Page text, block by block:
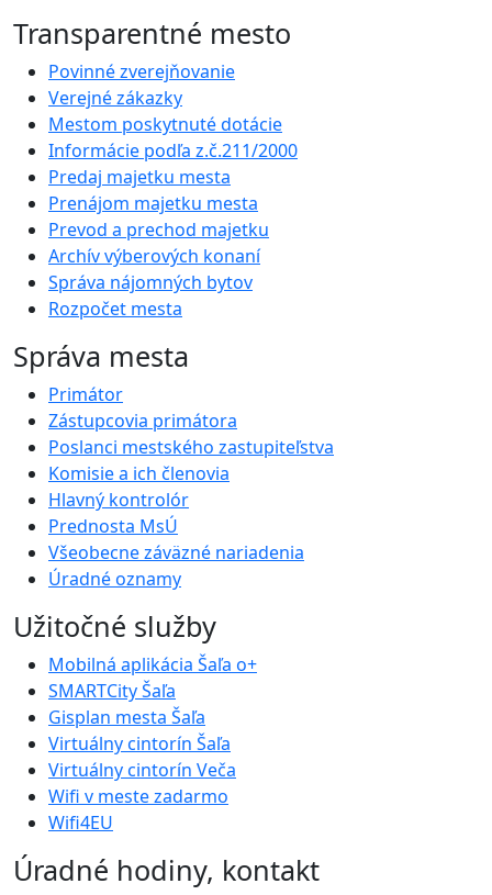
Transparentné mesto
Povinné zverejňovanie
Verejné zákazky
Mestom poskytnuté dotácie
Informácie podľa z.č.211/2000
Predaj majetku mesta
Prenájom majetku mesta
Prevod a prechod majetku
Archív výberových konaní
Správa nájomných bytov
Rozpočet mesta
Správa mesta
Primátor
Zástupcovia primátora
Poslanci mestského zastupiteľstva
Komisie a ich členovia
Hlavný kontrolór
Prednosta MsÚ
Všeobecne záväzné nariadenia
Úradné oznamy
Užitočné služby
Mobilná aplikácia Šaľa o+
SMARTCity Šaľa
Gisplan mesta Šaľa
Virtuálny cintorín Šaľa
Virtuálny cintorín Veča
Wifi v meste zadarmo
Wifi4EU
Úradné hodiny, kontakt